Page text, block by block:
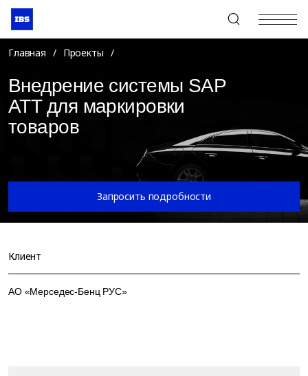
+7 (495) 967-80-80
Главная / Проекты /
Внедрение системы SAP
ATT для маркировки
товаров
Запросить подробности
Клиент
АО «Мерседес-Бенц РУС»